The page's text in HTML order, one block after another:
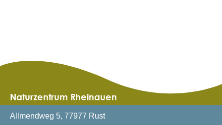
Naturzentrum Rheinauen
Allmendweg 5, 77977 Rust